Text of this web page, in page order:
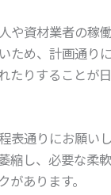
や資材業者の稼
ため、計画通り
たりすることが
表通りにお願い
縮し、必要な柔
があります。